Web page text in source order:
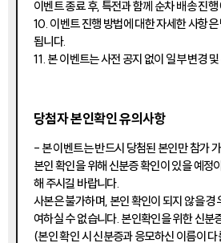
이벤트 종료 후, 특전과 함께 순차 배송 진행
10. 이벤트 진행 방법에 대한 자세한 사항
됩니다.
11. 본 이벤트는 사전 공지 없이 일부 변경
당첨자 본인확인 유의사항
- 본 이벤트는 반드시 당첨된 본인만 참가
본인 확인을 위해 신분증 확인이 있을 예정
해 주시길 바랍니다.
사본은 불가하며, 본인 확인이 되지 않을
여하실 수 없습니다. 본인확인을 위한 신분
(본인 확인 시 신분증과 응모하신 이름이